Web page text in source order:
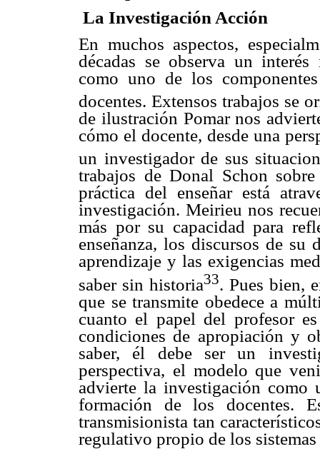
La Investigación Acción
En muchos aspectos,
décadas se observa un
como uno de los
docentes. Extensos trabajos se
de ilustración Pomar nos
cómo el docente, desde una
un investigador de sus
trabajos de Donal Schon
práctica del enseñar está
investigación. Meirieu nos
más por su capacidad para
enseñanza, los discursos de su
aprendizaje y las exigencias
saber sin historia33. Pues bien,
que se transmite obedece a
cuanto el papel del profesor
condiciones de apropiación y
saber, él debe ser un
perspectiva, el modelo que
advierte la investigación como
formación de los docentes.
transmisionista tan
regulativo propio de los